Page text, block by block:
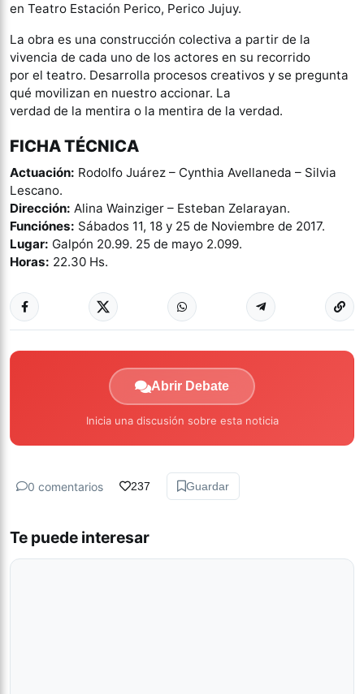
en Teatro Estación Perico, Perico Jujuy.
La obra es una construcción colectiva a partir de la
vivencia de cada uno de los actores en su recorrido
por el teatro. Desarrolla procesos creativos y se pregunta
qué movilizan en nuestro accionar. La
verdad de la mentira o la mentira de la verdad.
FICHA TÉCNICA
Actuación: Rodolfo Juárez – Cynthia Avellaneda – Silvia
Lescano.
Dirección: Alina Wainziger – Esteban Zelarayan.
Funciónes: Sábados 11, 18 y 25 de Noviembre de 2017.
Lugar: Galpón 20.99. 25 de mayo 2.099.
Horas: 22.30 Hs.
Abrir Debate
Inicia una discusión sobre esta noticia
0 comentarios 237 Guardar
Te puede interesar